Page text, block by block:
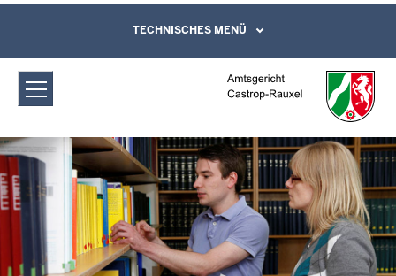
Amtsgericht Castrop-Rauxel: Rechts-
Infos
Direkt zum Inhalt
Leichte Sprache, Gebärdensprachenvideo
und Kontaktformular
TECHNISCHES MENÜ